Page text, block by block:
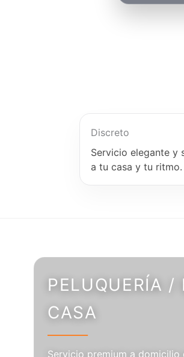
Discreto
Servicio elegante y
a tu casa y tu ritmo.
PELUQUERÍA /
CASA
Servicio premium a domicilio